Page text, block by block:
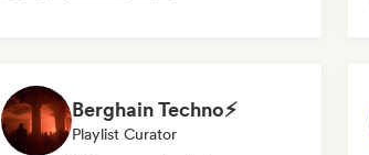
Berghain Techno⚡
Playlist Curator